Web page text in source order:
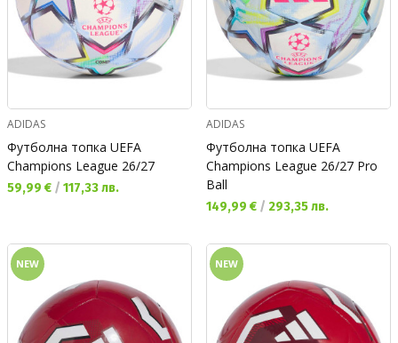
ADIDAS
Футболна топка UEFA
Champions League 26/27
Текуща цена:
59,99 € / 117,33 лв.
ADIDAS
Футболна топка UEFA
Champions League 26/27 Pro
Ball
Текуща цена:
149,99 € / 293,35 лв.
NEW NEW